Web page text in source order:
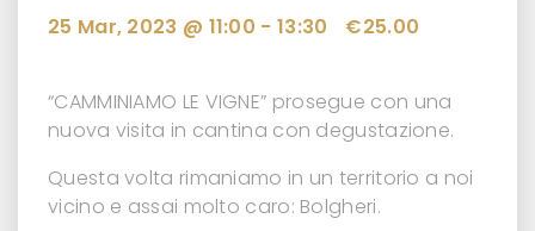
25 Mar, 2023 @ 11:00 - 13:30 €25.00
“CAMMINIAMO LE VIGNE” prosegue con una
nuova visita in cantina con degustazione.
Questa volta rimaniamo in un territorio a noi
vicino e assai molto caro: Bolgheri.